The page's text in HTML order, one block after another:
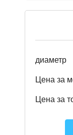
диаметр
Цена за
Цена за